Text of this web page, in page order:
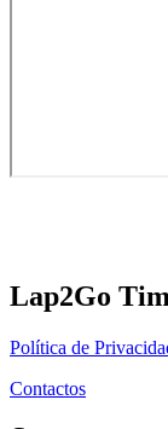
Lap2Go
Política de
Contactos